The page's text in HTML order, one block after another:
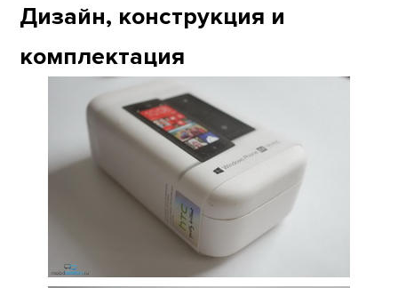
Дизайн, конструкция и
комплектация